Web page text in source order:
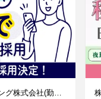
ケアスタッフィング株式会社(勤務地：枚方市エリア)【本社】